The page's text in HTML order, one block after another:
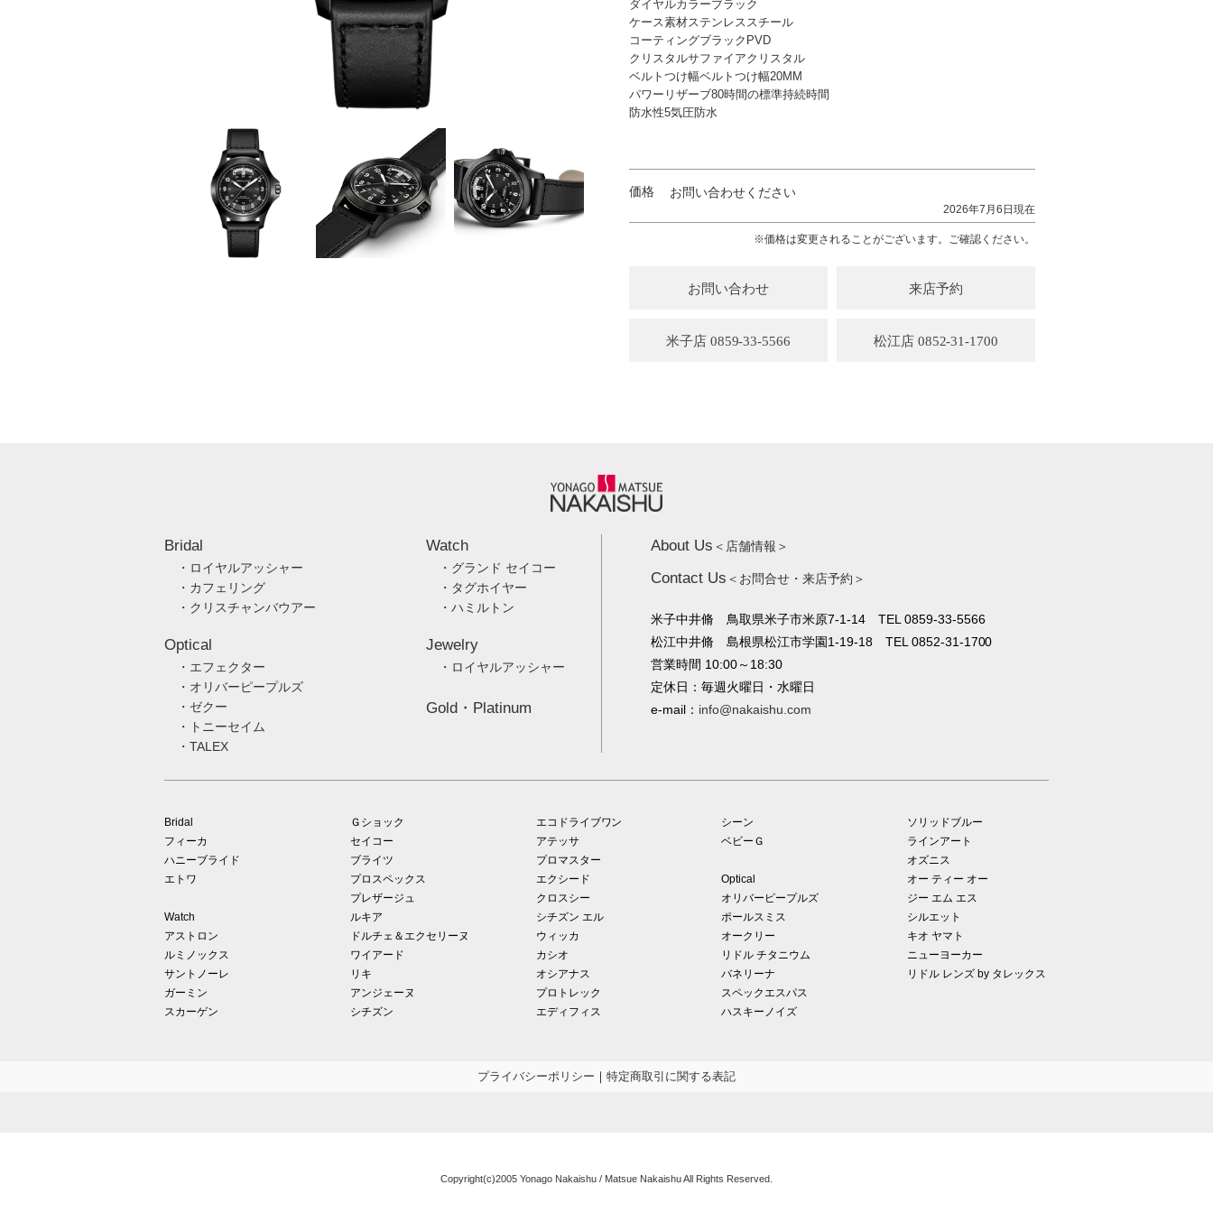
ダイヤルカラーブラック
ケース素材ステンレススチール
コーティングブラックPVD
クリスタルサファイアクリスタル
ベルトつけ幅ベルトつけ幅20MM
パワーリザーブ80時間の標準持続時間
防水性5気圧防水
価格 お問い合わせください
2026年7月6日現在
※価格は変更されることがございます。ご確認ください。
お問い合わせ 来店予約
米子店 0859-33-5566 松江店 0852-31-1700
Bridal
・ロイヤルアッシャー
・カフェリング
・クリスチャンバウアー
Watch
・グランド セイコー
・タグホイヤー
・ハミルトン
Optical
・エフェクター
・オリバーピープルズ
・ゼクー
・トニーセイム
・TALEX
Jewelry
・ロイヤルアッシャー
Gold・Platinum
About Us ＜店舗情報＞
Contact Us ＜お問合せ・来店予約＞
米子中井脩 鳥取県米子市米原7-1-14 TEL 0859-33-5566
松江中井脩 島根県松江市学園1-19-18 TEL 0852-31-1700
営業時間 10:00～18:30
定休日：毎週火曜日・水曜日
e-mail： info@nakaishu.com
Bridal
フィーカ
ハニーブライド
エトワ
Watch
アストロン
ルミノックス
サントノーレ
ガーミン
スカーゲン
Ｇショック
セイコー
ブライツ
プロスペックス
プレザージュ
ルキア
ドルチェ＆エクセリーヌ
ワイアード
リキ
アンジェーヌ
シチズン
エコドライブワン
アテッサ
プロマスター
エクシード
クロスシー
シチズン エル
ウィッカ
カシオ
オシアナス
プロトレック
エディフィス
シーン
ベビーＧ
Optical
オリバーピープルズ
ポールスミス
オークリー
リドル チタニウム
バネリーナ
スペックエスパス
ハスキーノイズ
ソリッドブルー
ラインアート
オズニス
オー ティー オー
ジー エム エス
シルエット
キオ ヤマト
ニューヨーカー
リドル レンズ by タレックス
プライバシーポリシー ｜ 特定商取引に関する表記
Copyright(c)2005 Yonago Nakaishu / Matsue Nakaishu All Rights Reserved.